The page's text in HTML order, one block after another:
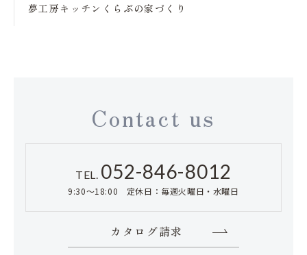
夢工房キッチンくらぶの家づくり
Contact us
TEL. 052-846-8012
9:30～18:00 定休日：毎週火曜日・水曜日
カタログ請求